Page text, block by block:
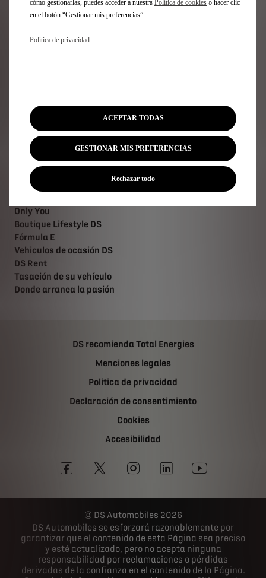
Solicite una oferta
Posventa
Accesorios DS
Forfaits mantenimiento DS
Buscar una pieza de recambio
Campañas de recuperación
Descubra
Only You
Boutique Lifestyle DS
Fórmula E
Vehiculos de ocasión DS
DS Rent
Tasación de su vehículo
Donde arranca la pasión
DS recomienda Total Energies
Menciones legales
Politica de privacidad
Declaración de consentimiento
Cookies
Accesibilidad
DS Automobiles 2026
DS Automobiles se esforzará razonablemente por
garantizar que el contenido de esta Página sea preciso
y esté actualizado, pero no acepta ninguna
responsabilidad por reclamaciones o pérdidas
derivadas de la confianza en el contenido de la Página.
cómo gestionarlas, puedes acceder a nuestra Política de cookies o hacer clic
en el botón “Gestionar mis preferencias”.
Política de privacidad
GESTIONAR MIS PREFERENCIAS
ACEPTAR TODAS
Rechazar todo